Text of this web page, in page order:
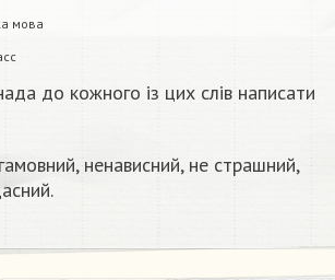
мова
до кожного із цих слів написати
ненависний, не страшний,